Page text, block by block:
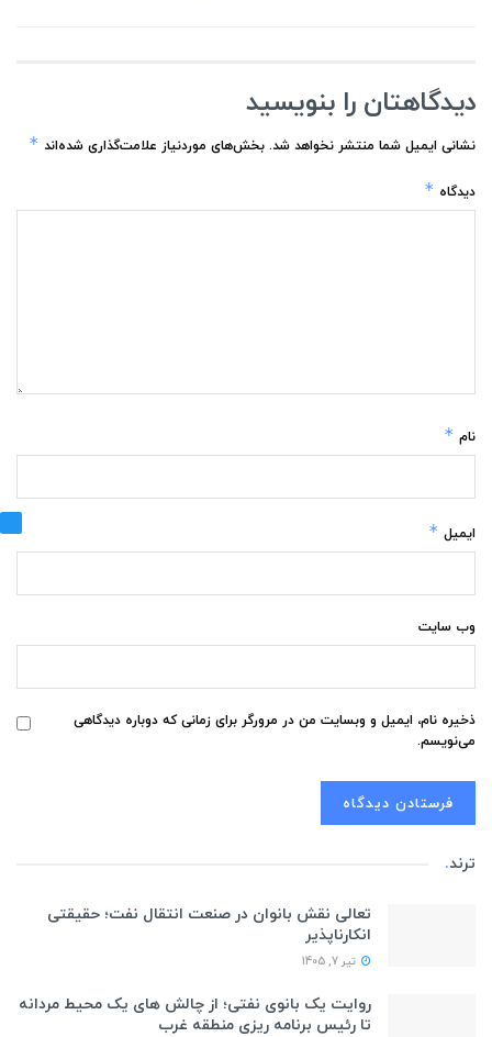
دیدگاهتان را بنویسید
نشانی ایمیل شما منتشر نخواهد شد. بخش‌های موردنیاز علامت‌گذاری شده‌اند *
دیدگاه *
نام *
ایمیل *
وب‌ سایت
ذخیره نام، ایمیل و وبسایت من در مرورگر برای زمانی که دوباره دیدگاهی
می‌نویسم.
ترند.
تعالی نقش بانوان در صنعت انتقال نفت؛ حقیقتی
انکارناپذیر
تیر 7, 1405
روایت یک بانوی نفتی؛ از چالش های یک محیط مردانه
تا رئیس برنامه ریزی منطقه غرب